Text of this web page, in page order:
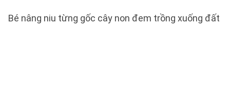
Bé nâng niu từng gốc cây non đem trồng xuống đất